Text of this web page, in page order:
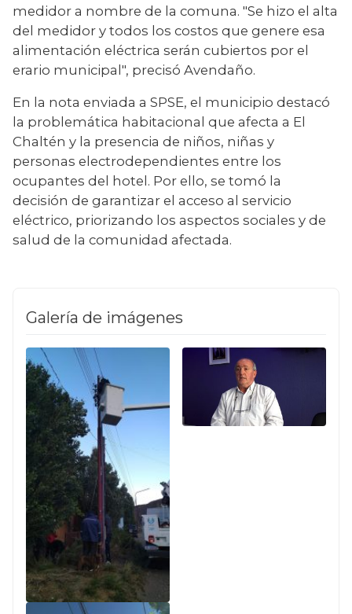
medidor a nombre de la comuna. "Se hizo el alta
del medidor y todos los costos que genere esa
alimentación eléctrica serán cubiertos por el
erario municipal", precisó Avendaño.
En la nota enviada a SPSE, el municipio destacó
la problemática habitacional que afecta a El
Chaltén y la presencia de niños, niñas y
personas electrodependientes entre los
ocupantes del hotel. Por ello, se tomó la
decisión de garantizar el acceso al servicio
eléctrico, priorizando los aspectos sociales y de
salud de la comunidad afectada.
Galería de imágenes